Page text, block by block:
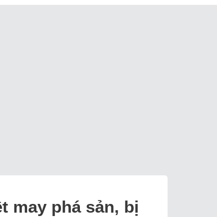
may phá sản, bị